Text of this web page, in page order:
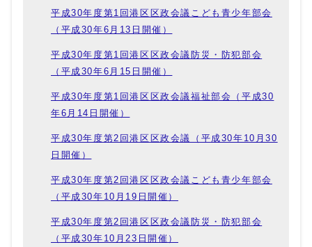
平成30年度第1回港区区政会議こども青少年部会
（平成30年6月13日開催）
平成30年度第1回港区区政会議防災・防犯部会
（平成30年6月15日開催）
平成30年度第1回港区区政会議福祉部会（平成30
年6月14日開催）
平成30年度第2回港区区政会議（平成30年10月30
日開催）
平成30年度第2回港区区政会議こども青少年部会
（平成30年10月19日開催）
平成30年度第2回港区区政会議防災・防犯部会
（平成30年10月23日開催）